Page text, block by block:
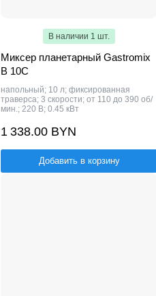
В наличии 1 шт.
Миксер планетарный Gastromix
B 10C
напольный; 10 л; фиксированная
траверса; 3 скорости; от 110 до 390 об/
мин.; 220 В; 0.45 кВт
1 338.00 BYN
Добавить в корзину